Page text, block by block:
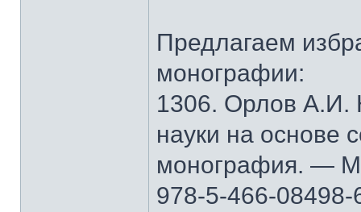
Предлагаем
монографии:
1306. Орлов А.И.
науки на основе
монография. —
978-5-466-